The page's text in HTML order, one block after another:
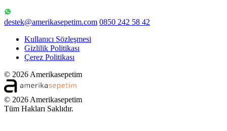
destek@amerikasepetim.com 0850 242 58 42
Kullanıcı Sözleşmesi
Gizlilik Politikası
Çerez Politikası
© 2026 Amerikasepetim
© 2026 Amerikasepetim
Tüm Hakları Saklıdır.